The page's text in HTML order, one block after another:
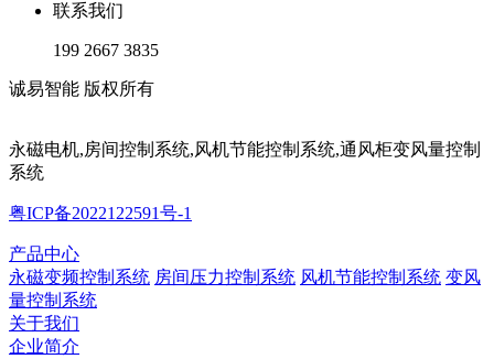
联系我们
199 2667 3835
诚易智能 版权所有
永磁电机,房间控制系统,风机节能控制系统,通风柜变风量控制
系统
粤ICP备2022122591号-1
产品中心
永磁变频控制系统 房间压力控制系统 风机节能控制系统 变风
量控制系统
关于我们
企业简介